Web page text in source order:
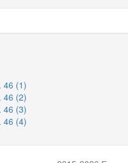
46 (1)
46 (2)
46 (3)
46 (4)